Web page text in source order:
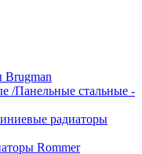
Brugman
/Панельные стальные -
радиаторы
Rommer